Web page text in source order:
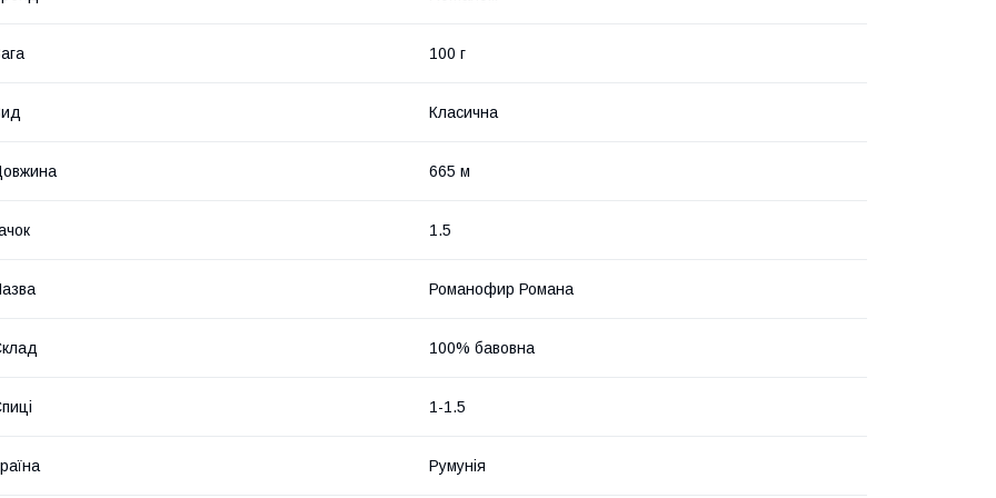
100 г
Класична
665 м
1.5
Романофир Романа
100% бавовна
1-1.5
Румунія